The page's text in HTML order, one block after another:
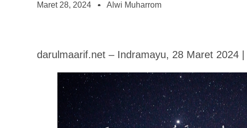
Maret 28, 2024 Alwi Muharrom
darulmaarif.net – Indramayu, 28 Maret 2024